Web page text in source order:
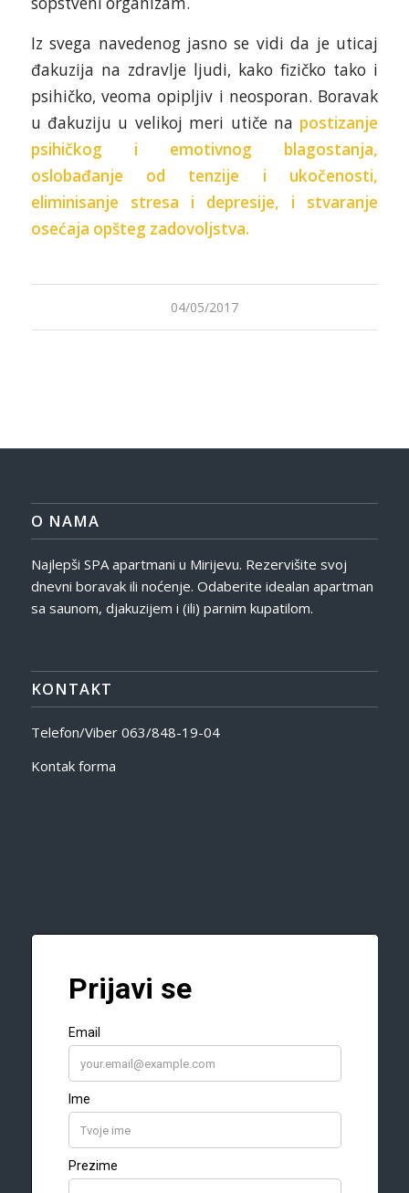
Iz svega navedenog jasno se vidi da je uticaj
đakuzija na zdravlje ljudi, kako fizičko tako i
psihičko, veoma opipljiv i neosporan. Boravak
u đakuziju u velikoj meri utiče na postizanje
psihičkog i emotivnog blagostanja,
oslobađanje od tenzije i ukočenosti,
eliminisanje stresa i depresije, i stvaranje
osećaja opšteg zadovoljstva.
04/05/2017
O NAMA
Najlepši SPA apartmani u Mirijevu. Rezervišite svoj
dnevni boravak ili noćenje. Odaberite idealan apartman
sa saunom, djakuzijem i (ili) parnim kupatilom.
KONTAKT
Telefon/Viber 063/848-19-04
Kontak forma